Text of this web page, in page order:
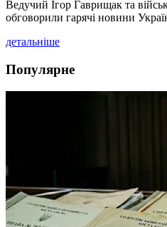
Ведучий Ігор Гаврищак та
обговорили гарячі новини
детальніше
Популярне